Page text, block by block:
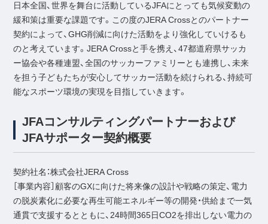
日本全国、世界を舞台に活動しているJFAにとっても気候変動の
緩和策は重要な課題です。この度のJERA Crossとのパートナー
契約によって、GHG削減に向けた活動をより強化していけるも
のと考えています。JERA Crossと手を携え、47都道府県サッカ
ー協会や各種連盟、全国のサッカーファミリーとも連携し、未来
を担う子どもたちが安心してサッカー活動を続けられる、持続可
能なスポーツ環境の実現を目指していきます。
JFAコンサルティングパートナーおよび
JFAサポーター契約概要
契約社名：株式会社JERA Cross
［事業内容］顧客のGXに向けた将来像の設計や戦略の策定、電力
の脱炭素化に必要な再生可能エネルギー等の開発・供給まで一気
通貫で支援するとともに、24時間365日CO2を排出しない電力の